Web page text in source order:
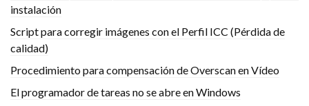
instalación
Script para corregir imágenes con el Perfil ICC (Pérdida de
calidad)
Procedimiento para compensación de Overscan en Vídeo
El programador de tareas no se abre en Windows